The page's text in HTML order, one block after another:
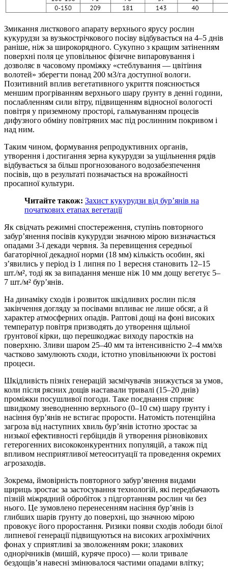
Змикання листкового апарату верхнього ярусу рослин
кукурудзи за вузькострічкового посіву відбувається на 4–5 днів
раніше, ніж за широкорядного. Сукупно з кращим затіненням
поверхні поля це уповільнює фізичне випаровування і
дозволяє в часовому проміжку «стеблування — цвітіння
волотей» зберегти понад 200 м3/га доступної вологи.
Позитивний вплив вегетативного укриття пояснюється
меншим прогріванням верхнього шару ґрунту в денні години,
послабленням сили вітру, підвищенням відносної вологості
повітря у приземному просторі, гальмуванням процесів
дифузного обміну повітряних мас під рослинним покривом і
над ним.
Таким чином, формування репродуктивних органів,
утворення і достигання зерна кукурудзи за ущільнення рядів
відбувається за більш прогнозованого водозабезпечення
посівів, що в результаті позначається на врожайності
просапної культури.
Читайте також: Захист кукурудзи від бур’янів на
початкових етапах вегетації
Як свідчать режимні спостереження, ступінь повторного
забур’янення посівів кукурудзи значною мірою визначається
опадами 3-ї декади червня. За перевищення середньої
багаторічної декадної норми (18 мм) кількість особин, які
з’явились у період із 1 липня по 1 вересня становить 12–15
шт./м², тоді як за випадання менше ніж 10 мм дощу вегетує 5–
7 шт./м² бур’янів.
На динаміку сходів і розвиток шкідливих рослин після
закінчення догляду за посівами впливає не лише обсяг, а й
характер атмосферних опадів. Раптові дощі на фоні високих
температур повітря призводять до утворення щільної
ґрунтової кірки, що перешкоджає виходу паростків на
поверхню. Зливи шаром 25–40 мм та інтенсивністю 2–4 мм/хв
частково замулюють сходи, істотно уповільнюючи їх ростові
процеси.
Шкідливість пізніх генерацій засмічувачів знижується за умов,
коли після рясних дощів наставали тривалі (15–20 днів)
проміжки посушливої погоди. Таке поєднання сприяє
швидкому зневодненню верхнього (0–10 см) шару ґрунту і
насіння бур’янів не встигає прорости. Натомість потенційна
загроза від наступних хвиль бур’янів істотно зростає за
низької ефективності гербіцидів й утворення різновікових
гетерогенних висококонкурентних популяцій, а також під
впливом несприятливої метеоситуації та проведення окремих
агрозаходів.
Зокрема, ймовірність повторного забур’янення видами
щириць зростає за застосування технологій, які передбачають
пізній міжрядний обробіток з підгортанням рослин чи без
нього. Це зумовлено перенесенням насіння бур’янів із
глибших шарів ґрунту до поверхні, що значною мірою
провокує його проростання. Ризики появи сходів лободи білої
липневої генерації підвищуються на високих агрохімічних
фонах у сприятливі за зволоженням роки; злакових
однорічників (мишій, куряче просо) — коли тривале
бездощів’я навесні змінювалося частими опадами влітку;